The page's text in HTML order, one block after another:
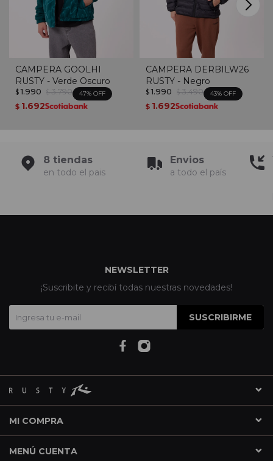
CAMPERA GOOLHI
RUSTY - Verde Oscuro
$ 1.990 $ 3.790 47
$ 1.692
CAMPERA DERBILW26
RUSTY - Negro
$ 1.990 $ 3.490 43
$ 1.692
8 tiendas
en todo el pais
Envios
a todo el país
MI COMPRA
MENÚ CUENTA
NEWSLETTER
¡Suscribite y recibí todas nuestras novedades!
SUSCRIBIRME